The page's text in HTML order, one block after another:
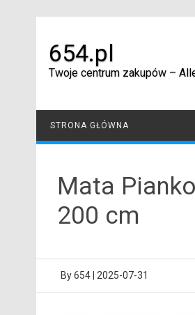
654.pl
Twoje centrum zakupów –
STRONA GŁÓWNA
Mata
200 cm
By654 2025-07-31